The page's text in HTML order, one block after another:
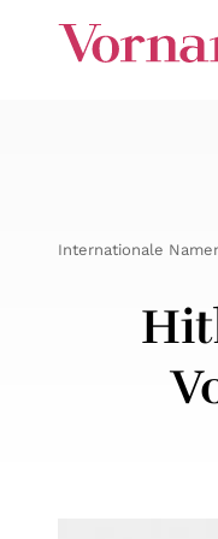
Internationale